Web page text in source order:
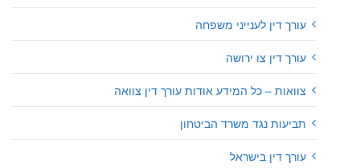
עורך דין לענייני משפחה
עורך דין צו ירושה
צוואות – כל המידע אודות עורך דין צוואה
תביעות נגד משרד הביטחון
עורך דין בישראל